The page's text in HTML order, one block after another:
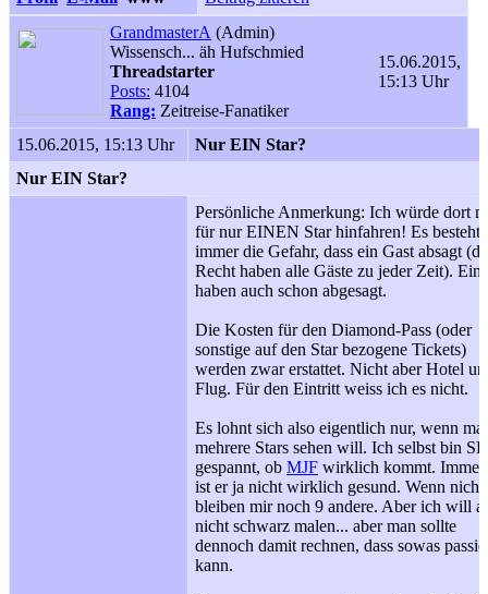
GrandmasterA (Admin)
Wissensch... äh Hufschmied
Threadstarter
Posts: 4104
Rang: Zeitreise-Fanatiker
15.06.2015,
15:13 Uhr
15.06.2015, 15:13 Uhr
Nur EIN Star?
Nur EIN Star?
Persönliche Anmerkung: Ich würde dort
für nur EINEN Star hinfahren! Es besteht
immer die Gefahr, dass ein Gast absagt
Recht haben alle Gäste zu jeder Zeit). Ein
haben auch schon abgesagt.
Die Kosten für den Diamond-Pass (oder
sonstige auf den Star bezogene Tickets)
werden zwar erstattet. Nicht aber Hotel
Flug. Für den Eintritt weiss ich es nicht.
Es lohnt sich also eigentlich nur, wenn
mehrere Stars sehen will. Ich selbst bin
gespannt, ob MJF wirklich kommt.
ist er ja nicht wirklich gesund. Wenn nicht
bleiben mir noch 9 andere. Aber ich will
nicht schwarz malen... aber man sollte
dennoch damit rechnen, dass sowas
kann.